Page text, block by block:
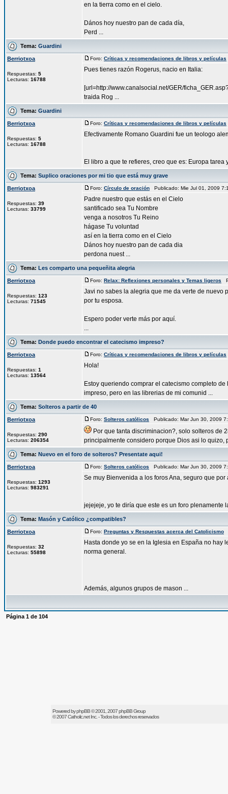
en la tierra como en el cielo.
Dános hoy nuestro pan de cada día,
Perd ...
Tema: Guardini
Berriotxoa
Respuestas: 5
Lecturas: 16788
Foro: Críticas y recomendaciones de libros y películas
Pues tienes razón Rogerus, nacio en Italia:
[url=http://www.canalsocial.net/GER/
traida Rog ...
Tema: Guardini
Berriotxoa
Respuestas: 5
Lecturas: 16788
Foro: Críticas y recomendaciones de libros y películas
Efectivamente Romano Guardini fue un teologo
El libro a que te refieres, creo que es: Europa tarea
Tema: Suplico oraciones por mi tio que está muy grave
Berriotxoa
Respuestas: 39
Lecturas: 33799
Foro: Círculo de oración Publicado: Mie Jul 01, 2009
Padre nuestro que estás en el Cielo
santificado sea Tu Nombre
venga a nosotros Tu Reino
hágase Tu voluntad
así en la tierra como en el Cielo
Dános hoy nuestro pan de cada dia
perdona nuest ...
Tema: Les comparto una pequeñita alegria
Berriotxoa
Respuestas: 123
Lecturas: 71545
Foro: Relax: Reflexiones personales y Temas ligeros
Javi no sabes la alegria que me da verte de nuevo
por tu esposa.
Espero poder verte más por aquí.
...
Tema: Donde puedo encontrar el catecismo impreso?
Berriotxoa
Respuestas: 1
Lecturas: 13564
Foro: Críticas y recomendaciones de libros y películas
Hola!
Estoy queriendo comprar el catecismo completo
impreso, pero en las librerias de mi comunid ...
Tema: Solteros a partir de 40
Berriotxoa
Respuestas: 290
Lecturas: 206354
Foro: Solteros católicos Publicado: Mar Jun 30, 2009
Por que tanta discriminacion?, solo solteros de
principalmente considero porque Dios asi lo quizo,
Tema: Nuevo en el foro de solteros? Presentate aqui!
Berriotxoa
Respuestas: 1293
Lecturas: 983291
Foro: Solteros católicos Publicado: Mar Jun 30, 2009
Se muy Bienvenida a los foros Ana, seguro que
jejejeje, yo te diría que este es un foro plenamente
Tema: Masón y Católico ¿compatibles?
Berriotxoa
Respuestas: 32
Lecturas: 55898
Foro: Preguntas y Respuestas acerca del Catolicismo
Hasta donde yo se en la Iglesia en España no
norma general.
Además, algunos grupos de mason ...
Página 1 de 104
Powered byphpBB© 2001, 2007 phpBB Group
© 2007Catholic.netInc. - Todos los derechos reservados